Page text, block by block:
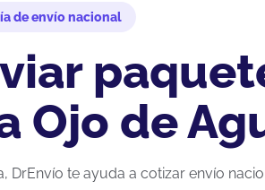
de envío nacional
Ojo de
DrEnvío te ayuda a cotizar envío